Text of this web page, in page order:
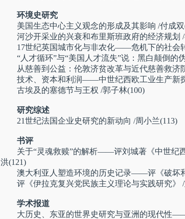
环境史研究
美国生态中心主义观念的形成及其影响 /付成
河沙开采业的兴衰和布里斯班政府的经济规划
17世纪英国城市化与非农化——危机下的社会
“人才循环”与“美国人才流失”说：黑白颠倒的
从慈善到公益：伦敦济贫改革与近代慈善救济
技术、资本和利润——中世纪西欧工业生产新
古埃及的塞德节与王权 /郭子林(100)
研究综述
21世纪法国企业史研究的新动向 /周小兰(113)
书评
关于“灵魂救赎”的解析——评刘城著《中世纪西
洪(121)
澳大利亚人塑造环境的历史记录——评《破坏和
评《伊拉克复兴党民族主义理论与实践研究》 /
学术报道
大历史、东亚的世界史研究与亚洲的现代性——